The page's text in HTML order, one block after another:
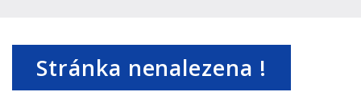
Stránka nenalezena !